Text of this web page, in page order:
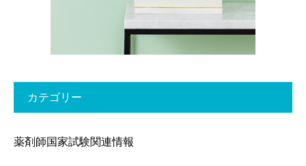
カテゴリー
薬剤師国家試験関連情報